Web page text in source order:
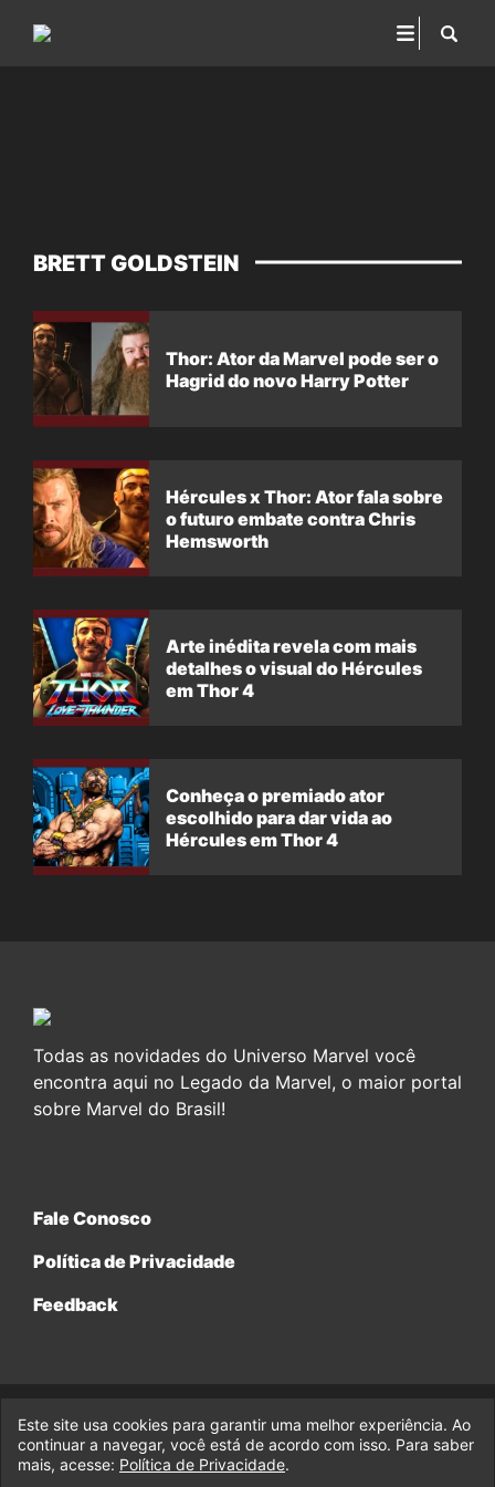
BRETT GOLDSTEIN
Thor: Ator da Marvel pode ser o
Hagrid do novo Harry Potter
Hércules x Thor: Ator fala sobre
o futuro embate contra Chris
Hemsworth
Arte inédita revela com mais
detalhes o visual do Hércules
em Thor 4
Conheça o premiado ator
escolhido para dar vida ao
Hércules em Thor 4
Todas as novidades do Universo Marvel você
encontra aqui no Legado da Marvel, o maior portal
sobre Marvel do Brasil!
Fale Conosco
Política de Privacidade
Feedback
© 2017-2026 Legado da Marvel, uma empresa da Legado
Enterprises.
Este site usa cookies para garantir uma melhor experiência. Ao
continuar a navegar, você está de acordo com isso. Para saber
mais, acesse: Política de Privacidade.